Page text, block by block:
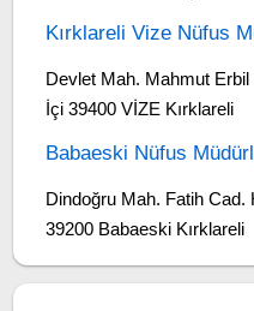
Kırklareli Vize Nüfus
Devlet Mah. Mahmut
İçi 39400 VİZE Kırklareli
Babaeski Nüfus
Dindoğru Mah. Fatih Cad.
39200 Babaeski Kırklareli